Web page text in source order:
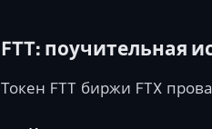
FTT: поучительная
Токен FTT биржи FTX